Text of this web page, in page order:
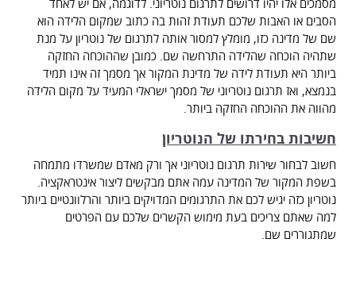
מסמכים אלו יהיו דרושים לתרגום נוטריוני. לדוגמה, אם יש לאחד
הסבים או האבות שלכם תעודת זהות בה כתוב שמקום הלידה הוא
שם של מדינה כזו, מומלץ למסור אותה לתרגום של נוטריון על מנת
שתהיה הוכחה שהלידה התרחשה שם. כמובן שההוכחה החזקה
ביותר היא תעודת לידה של מדינת המקור אך מסמך זה אינו תמיד
בנמצא, ואז תרגום נוטריוני של מסמך ישראלי המעיד על מקום הלידה
מהווה את ההוכחה החזקה ביותר.
חשיבות בחירתו של הנוטריון
חשוב לבחור שירות תרגום נוטריוני אך ורק מאדם שמשרדו מתמחה
בשפת המקור של המדינה עמה אתם מבקשים ליצור אינטראקציה.
נוטריון כזה יגיש לכם את התרגומים המדויקים ביותר והרלוונטיים ביותר
למה שאתם צריכים בעת מימוש הקשרים שלכם עם הפרטים
שמתגוררים שם.